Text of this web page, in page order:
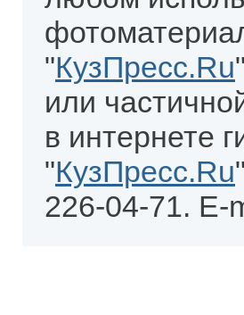
"КузПресс.Ru
или
в интернете
"КузПресс.Ru
226-04-71. E-